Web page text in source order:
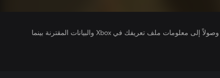
يتلقى ناشرو الألعاب التي تقوم بتشغيلها وصولاً إلى معلومات ملف تعريفك في Xbox والبيانات المقترنة بينما